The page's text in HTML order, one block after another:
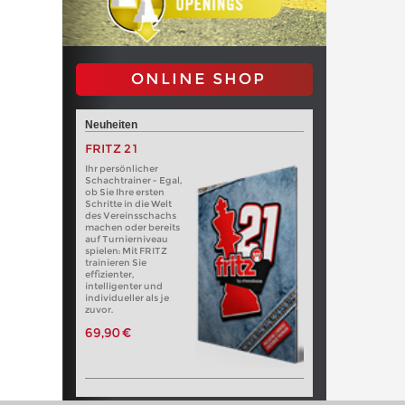
ONLINE SHOP
Neuheiten
FRITZ 21
Ihr persönlicher
Schachtrainer - Egal,
ob Sie Ihre ersten
Schritte in die Welt
des Vereinsschachs
machen oder bereits
auf Turnierniveau
spielen: Mit FRITZ
trainieren Sie
effizienter,
intelligenter und
individueller als je
zuvor.
69,90 €